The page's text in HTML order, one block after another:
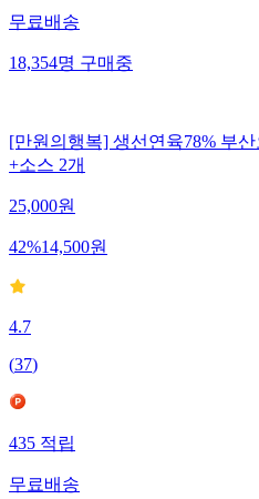
무료배송
18,354명구매중
[만원의행복] 생선연육78% 부
+소스 2개
25,000원
42%14,500원
4.7
(37)
435적립
무료배송